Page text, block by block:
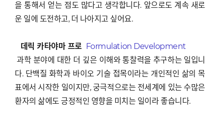
을 통해서 얻는 점도 많다고 생각합니다. 앞으로도 계속 새로
운 일에 도전하고, 더 나아지고 싶어요.
데릭 카타야마 프로 Formulation Development
과학 분야에 대한 더 깊은 이해와 통찰력을 추구하는 일입니
다. 단백질 화학과 바이오 기술 접목이라는 개인적인 삶의 목
표에서 시작한 일이지만, 궁극적으로는 전세계에 있는 수많은
환자의 삶에도 긍정적인 영향을 미치는 일이라 좋습니다.